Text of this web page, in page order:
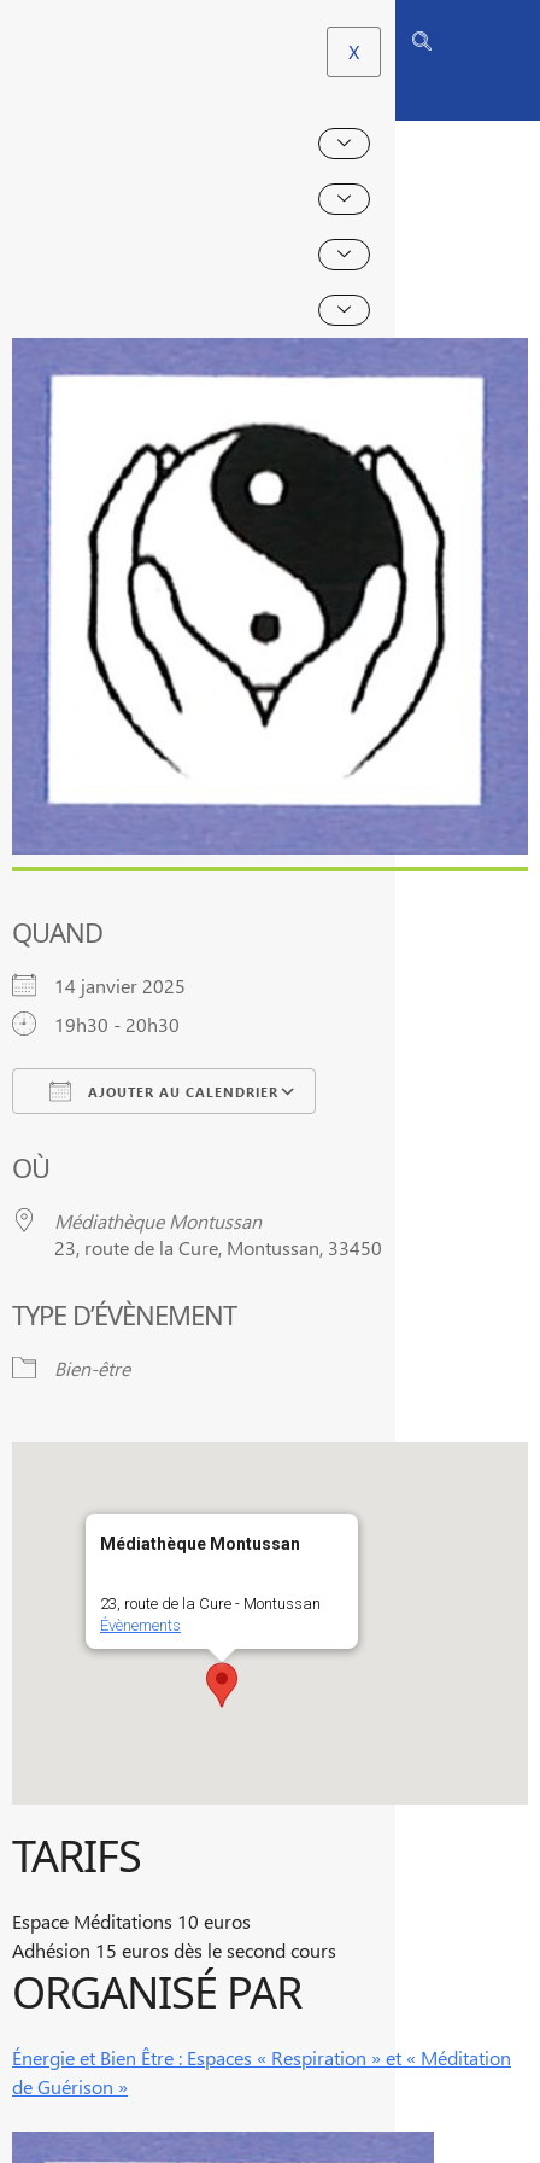
X
MÉDITATIONS DE
QUAND
14 janvier 2025
19h30 - 20h30
AJOUTER AU CALENDRIER
OÙ
Médiathèque Montussan
23, route de la Cure, Montussan, 33450
TYPE D’ÉVÈNEMENT
Bien-être
Médiathèque Montussan
23, route de la Cure - Montussan
Évènements
TARIFS
Espace Méditations 10 euros
Adhésion 15 euros dès le second cours
ORGANISÉ PAR
Énergie et Bien Être : Espaces « Respiration » et « Méditation
de Guérison »